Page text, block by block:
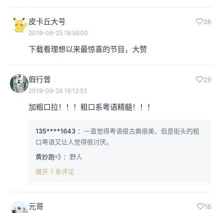
皮卡丘大号 38
2019-09-25 18:56:00
下载看理想以来最惊喜的节目，大赞
假行曾 29
2019-09-26 16:12:53
加粗口拉！！！粗口系粤语精髓！！！
135****1643 ：一直觉得粤语很古典很美，但是街头的粗
口粤语又让人觉得很讨厌。
黄妙跑💨 ：野人
展开 1 条评论
元哥 18